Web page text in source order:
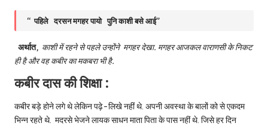
“ पहिले दरसन मगहर पायो पुनि काशी बसे आई”
अर्थात, काशी में रहने से पहले उन्होंने मगहर देखा. मगहर आजकल वाराणसी के निकट
ही है और वह कबीर का मकबरा भी है.
कबीर दास की शिक्षा :
कबीर बड़े होने लगे थे लेकिन पढ़े-लिखे नहीं थे. अपनी अवस्था के बालों को से एकदम
भिन्न रहते थे. मदरसे भेजने लायक साधन माता पिता के पास नहीं थे. जिसे हर दिन